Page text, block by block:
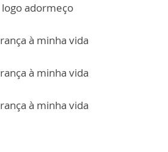
adormeço
à minha vida
à minha vida
à minha vida